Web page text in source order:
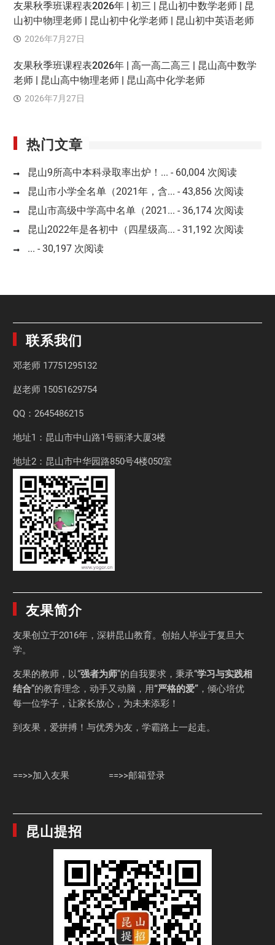
友果秋季班课程表2026年 | 初三 | 昆山初中数学老师 | 昆
山初中物理老师 | 昆山初中化学老师 | 昆山初中英语老师
2026年7月27日
友果秋季班课程表2026年 | 高一高二高三 | 昆山高中数学
老师 | 昆山高中物理老师 | 昆山高中化学老师
2026年7月27日
热门文章
昆山9所高中本科录取率出炉！... - 60,004 次阅读
昆山市小学全名单（2021年，含... - 43,856 次阅读
昆山市高级中学高中名单（2021... - 36,174 次阅读
昆山2022年是各初中（四星级高... - 31,192 次阅读
... - 30,197 次阅读
联系我们
邓老师 17751295132
赵老师 15051629754
QQ：2645486215
地址1：昆山市中山路1号丽泽大厦3楼
地址2：昆山市中华园路850号4楼050室
友果简介
友果创立于2016年，深耕昆山教育。创始人毕业于复旦大
学。
友果的教师，以“强者为师”的自我要求，秉承“学习与实践相
结合”的教育理念，动手又动脑，用“严格的爱” ，倾心培优
每一位学子，让家长放心，为未来添彩！
到友果，爱拼搏！与优秀为友，学霸路上一起走。
==>>加入友果 ==>>邮箱登录
昆山提招